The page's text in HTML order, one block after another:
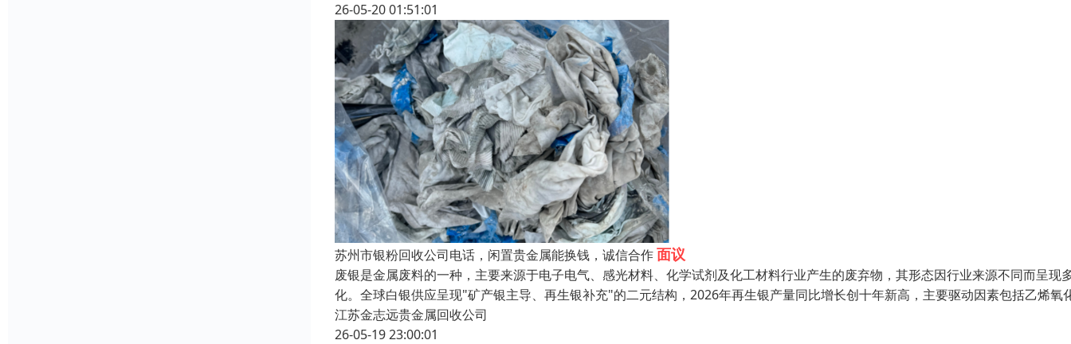
26-05-20 01:51:01
苏州市银粉回收公司电话，闲置贵金属能换钱，诚信合作面议
废银是金属废料的一种，主要来源于电子电气、感光材料、化学试剂及化工材料行业产生的废弃物，其形态因行业来源不同而呈现
化。全球白银供应呈现"矿产银主导、再生银补充"的二元结构，2026年再生银产量同比增长创十年新高，主要驱动因素包括乙烯氧
江苏金志远贵金属回收公司
26-05-19 23:00:01